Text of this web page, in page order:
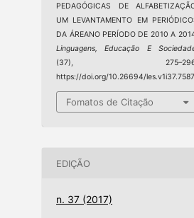
PEDAGÓGICAS DE
UM LEVANTAMENTO EM
DA ÁREANO PERÍODO DE 2010 A
Linguagens, Educação E
(37),
https://doi.org/10.26694/
Fomatos de Citação
EDIÇÃO
n. 37 (2017)